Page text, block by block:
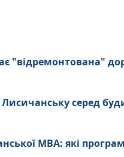
"відремонтована"
серед
МВА: які